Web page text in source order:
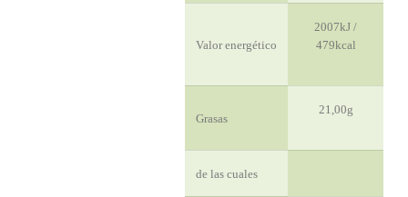
Valor energético
2007kJ /
479kcal
Grasas
21,00g
de las cuales